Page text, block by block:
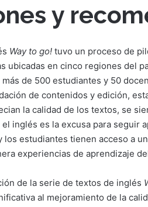
y
Way to go! tuvo un proceso de
ubicadas en cinco regiones del
de 500 estudiantes y 50
de contenidos y edición,
la calidad de los textos, se
inglés es la excusa para seguir
los estudiantes tienen acceso a
experiencias de aprendizaje
de la serie de textos de inglés
al mejoramiento de la